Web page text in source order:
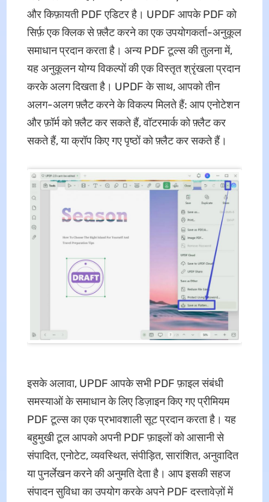
और किफ़ायती PDF एडिटर है। UPDF आपके PDF को
सिर्फ़ एक क्लिक से फ़्लैट करने का एक उपयोगकर्ता-अनुकूल
समाधान प्रदान करता है। अन्य PDF टूल्स की तुलना में,
यह अनुकूलन योग्य विकल्पों की एक विस्तृत श्रृंखला प्रदान
करके अलग दिखता है। UPDF के साथ, आपको तीन
अलग-अलग फ़्लैट करने के विकल्प मिलते हैं: आप एनोटेशन
और फ़ॉर्म को फ़्लैट कर सकते हैं, वॉटरमार्क को फ़्लैट कर
सकते हैं, या क्रॉप किए गए पृष्ठों को फ़्लैट कर सकते हैं।
इसके अलावा, UPDF आपके सभी PDF फ़ाइल संबंधी
समस्याओं के समाधान के लिए डिज़ाइन किए गए प्रीमियम
PDF टूल्स का एक प्रभावशाली सूट प्रदान करता है। यह
बहुमुखी टूल आपको अपनी PDF फ़ाइलों को आसानी से
संपादित, एनोटेट, व्यवस्थित, संपीड़ित, सारांशित, अनुवादित
या पुनर्लेखन करने की अनुमति देता है। आप इसकी सहज
संपादन सुविधा का उपयोग करके अपने PDF दस्तावेज़ों में